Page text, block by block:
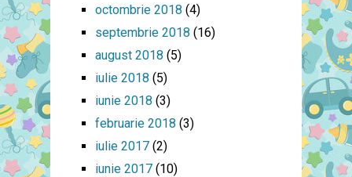
octombrie 2018 (4)
septembrie 2018 (16)
august 2018 (5)
iulie 2018 (5)
iunie 2018 (3)
februarie 2018 (3)
iulie 2017(2)
iunie 2017(10)